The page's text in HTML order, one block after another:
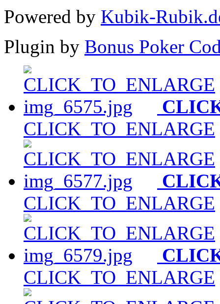
Powered by Kubik-
Plugin by Bonus Poker
CLICK_TO_ENLARGE
CLICK_TO_ENLARGE
CLICK_TO_ENLARGE